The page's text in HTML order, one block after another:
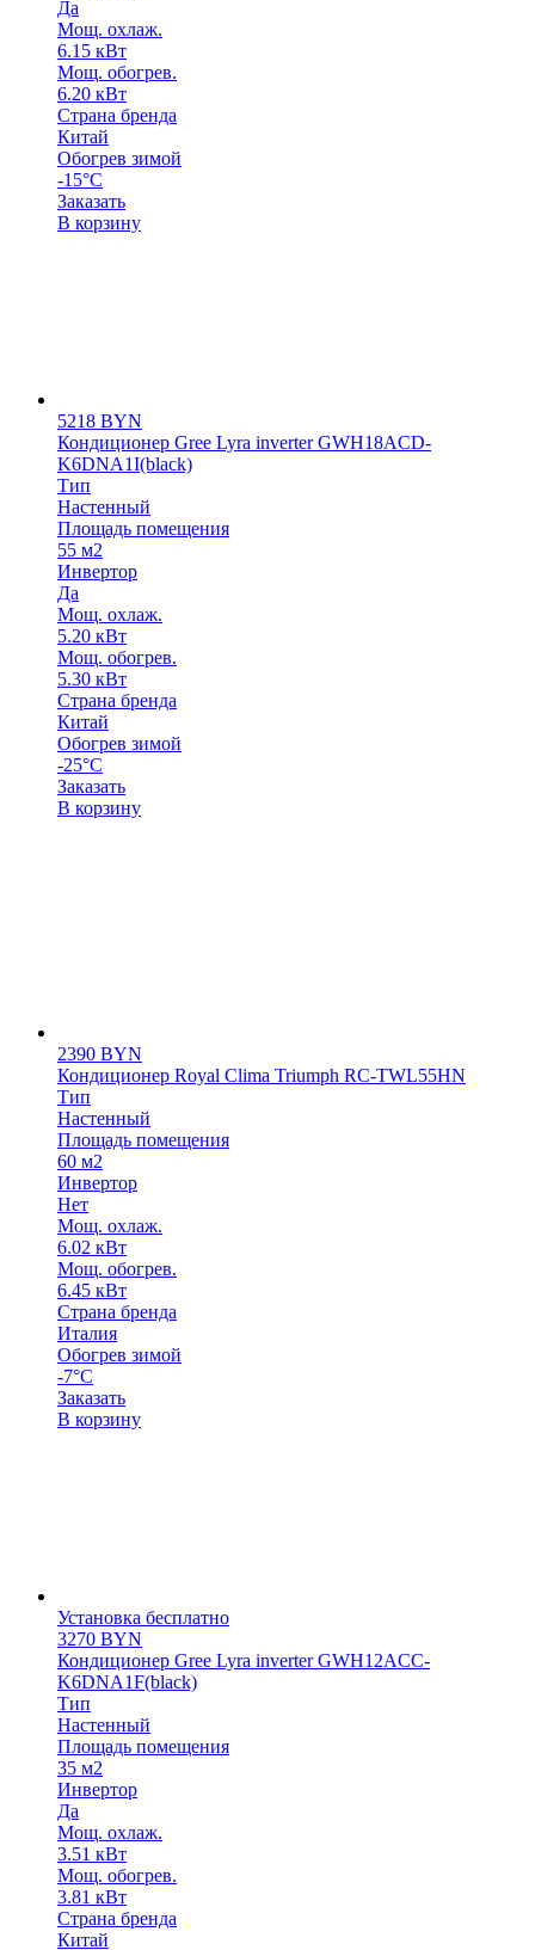
Да
Мощ. охлаж.
6.15 кВт
Мощ. обогрев.
6.20 кВт
Страна бренда
Китай
Обогрев зимой
-15°С
Заказать
В корзину
5218 BYN
Кондиционер Gree Lyra inverter GWH18ACD-
K6DNA1I(black)
Тип
Настенный
Площадь помещения
55 м2
Инвертор
Да
Мощ. охлаж.
5.20 кВт
Мощ. обогрев.
5.30 кВт
Страна бренда
Китай
Обогрев зимой
-25°C
Заказать
В корзину
2390 BYN
Кондиционер Royal Clima Triumph RC-TWL55HN
Тип
Настенный
Площадь помещения
60 м2
Инвертор
Нет
Мощ. охлаж.
6.02 кВт
Мощ. обогрев.
6.45 кВт
Страна бренда
Италия
Обогрев зимой
-7°С
Заказать
В корзину
Установка бесплатно
3270 BYN
Кондиционер Gree Lyra inverter GWH12ACC-
K6DNA1F(black)
Тип
Настенный
Площадь помещения
35 м2
Инвертор
Да
Мощ. охлаж.
3.51 кВт
Мощ. обогрев.
3.81 кВт
Страна бренда
Китай